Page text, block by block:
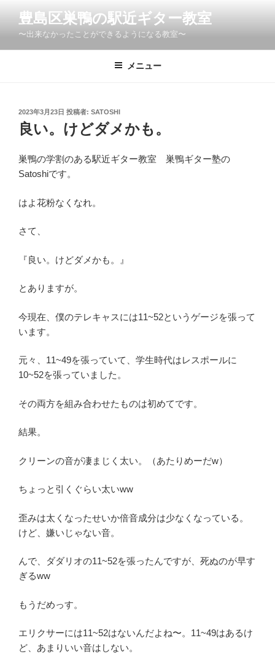
ン
豊島区巣鴨の駅近ギター教室
〜出来なかったことができるようになる教室〜
メニュー
投
稿
日:
2023年3月23日 投稿者: SATOSHI
良い。けどダメかも。
巣鴨の学割のある駅近ギター教室 巣鴨ギター塾の
Satoshiです。
はよ花粉なくなれ。
さて、
『良い。けどダメかも。』
とありますが。
今現在、僕のテレキャスには11~52というゲージを張って
います。
元々、11~49を張っていて、学生時代はレスポールに
10~52を張っていました。
その両方を組み合わせたものは初めてです。
結果。
クリーンの音が凄まじく太い。（あたりめーだw）
ちょっと引くぐらい太いww
歪みは太くなったせいか倍音成分は少なくなっている。
けど、嫌いじゃない音。
んで、ダダリオの11~52を張ったんですが、死ぬのが早す
ぎるww
もうだめっす。
エリクサーには11~52はないんだよね〜。11~49はあるけ
ど、あまりいい音はしない。